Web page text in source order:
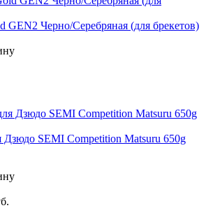
GEN2 Черно/Серебряная (для брекетов)
Дзюдо SEMI Competition Matsuru 650g